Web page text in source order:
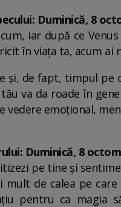
Duminică, 8
iar după ce
în viața ta, acum
și, de fapt, timpul pe
tău va da roade în
emoțional,
Duminică, 8
pe tine și
de calea pe
pentru ca magia